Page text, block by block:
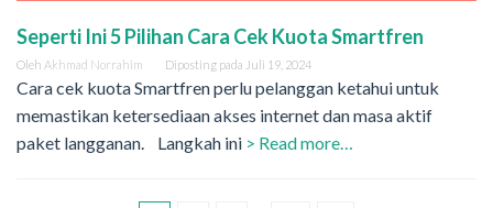
Seperti Ini 5 Pilihan Cara Cek Kuota Smartfren
Oleh Akhmad Norrahim Diposting pada Juli 19, 2024
Cara cek kuota Smartfren perlu pelanggan ketahui untuk
memastikan ketersediaan akses internet dan masa aktif
paket langganan. Langkah ini > Read more…